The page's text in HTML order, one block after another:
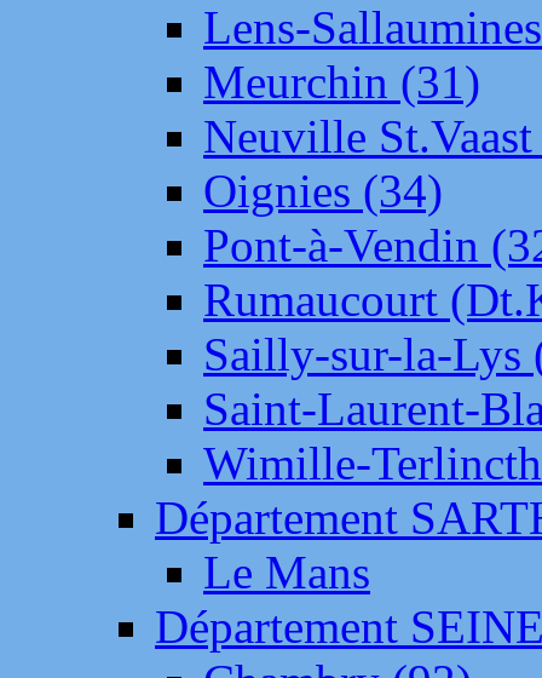
Lens-
Meurchin (31)
Neuville
Oignies (34)
Pont-à-Vendin
Rumaucourt
Sailly-sur-la-Lys
Saint-Laurent-
Wimille-
Département
Le Mans
Département